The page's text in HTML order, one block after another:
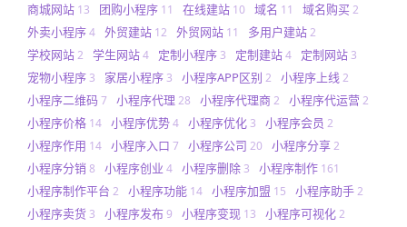
商城网站 13 团购小程序 11 在线建站 10 域名 11 域名购买2
外卖小程序4 外贸建站 12 外贸网站 11 多用户建站2
学校网站2 学生网站4 定制小程序 3 定制建站4 定制网站 3
宠物小程序 3 家居小程序 3 小程序APP区别 2 小程序上线 2
小程序二维码7 小程序代理 28 小程序代理商2 小程序代运营2
小程序价格 14 小程序优势4 小程序优化 3 小程序会员 2
小程序作用 14 小程序入口 7 小程序公司 20 小程序分享2
小程序分销 8 小程序创业 4 小程序删除 3 小程序制作 161
小程序制作平台 2 小程序功能 14 小程序加盟 15 小程序助手2
小程序卖货 3 小程序发布9 小程序变现 13 小程序可视化2